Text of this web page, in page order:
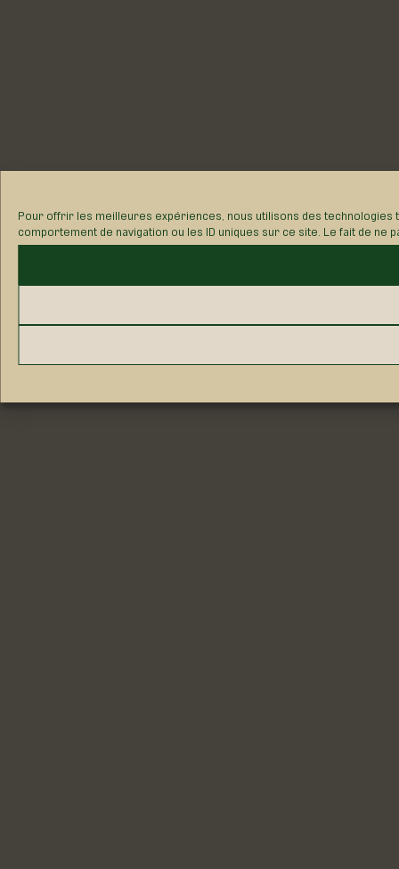
Pour offrir les meilleures expériences, nous utilisons des
comportement de navigation ou les ID uniques sur ce site. Le fait de